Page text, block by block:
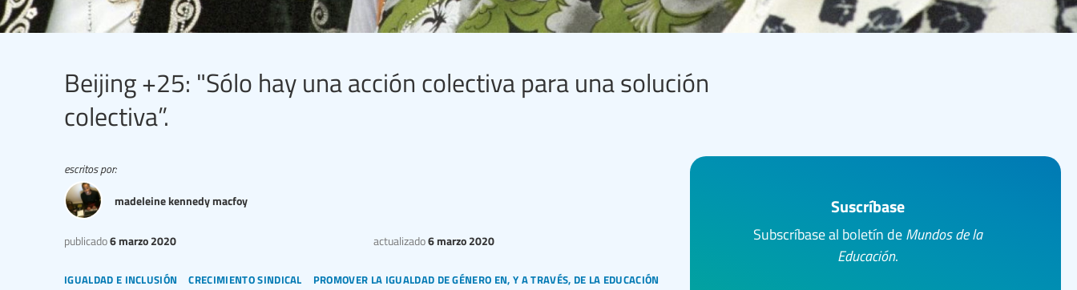
Beijing +25: "Sólo hay una acción colectiva para una solución
colectiva”.
igualdad e inclusión crecimiento sindical promover la igualdad de género en, y a través, de la educación
publicado6 marzo 2020 actualizado6 marzo 2020
escritos por:
madeleine kennedy macfoy Suscríbase
Subscríbase al boletín de Mundos de la
Educación.